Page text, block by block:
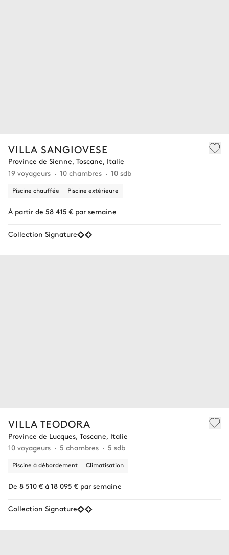
VILLA SANGIOVESE
Province de Sienne, Toscane, Italie
19 voyageurs
10 chambres 10 sdb
Piscine chauffée Piscine extérieure
À partir de 58 415 € par semaine
Collection Signature
VILLA TEODORA
Province de Lucques, Toscane, Italie
10 voyageurs
5 chambres 5 sdb
Piscine à débordement Climatisation
De 8 510 € à 18 095 € par semaine
Collection Signature